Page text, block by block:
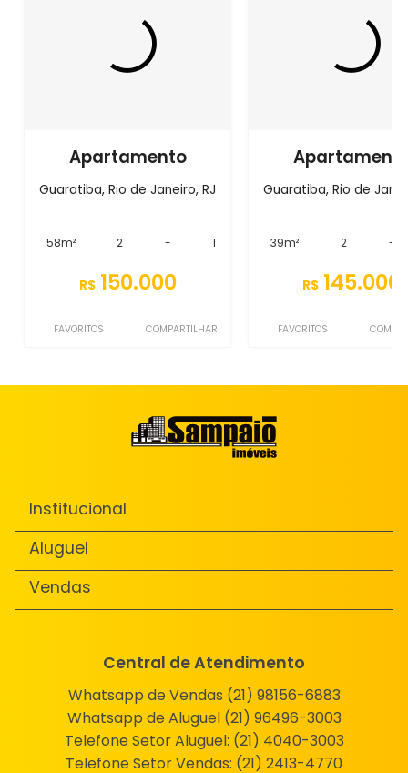
Apartamento
Guaratiba, Rio de Janeiro, RJ
58m² 2 - 1
R$ 150.000
FAVORITOS COMPARTILHAR
Guaratiba, Rio de
39m² 2 -
R$ 145.000
FAVORITOS
Institucional
Aluguel
Vendas
Central de Atendimento
Whatsapp de Vendas (21) 98156-6883
Whatsapp de Aluguel (21) 96496-3003
Telefone Setor Aluguel: (21) 4040-3003
Telefone Setor Vendas: (21) 2413-4770